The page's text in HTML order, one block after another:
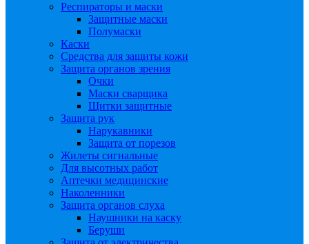
Респираторы и маски
Защитные маски
Полумаски
Каски
Средства для защиты кожи
Защита органов зрения
Очки
Маски сварщика
Щитки защитные
Защита рук
Нарукавники
Защита от порезов
Жилеты сигнальные
Для высотных работ
Аптечки медицинские
Наколенники
Защита органов слуха
Наушники на каску
Беруши